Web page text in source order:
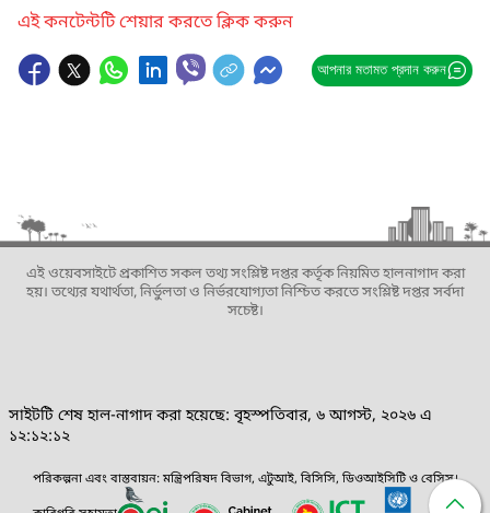
এই কনটেন্টটি শেয়ার করতে ক্লিক করুন
আপনার মতামত প্রদান করুন
এই ওয়েবসাইটে প্রকাশিত সকল তথ্য সংশ্লিষ্ট দপ্তর কর্তৃক নিয়মিত হালনাগাদ করা
হয়। তথ্যের যথার্থতা, নির্ভুলতা ও নির্ভরযোগ্যতা নিশ্চিত করতে সংশ্লিষ্ট দপ্তর সর্বদা
সচেষ্ট।
সাইটটি শেষ হাল-নাগাদ করা হয়েছে: বৃহস্পতিবার, ৬ আগস্ট, ২০২৬ এ
১২:১২:১২
পরিকল্পনা এবং বাস্তবায়ন: মন্ত্রিপরিষদ বিভাগ, এটুআই, বিসিসি, ডিওআইসিটি ও বেসিস।